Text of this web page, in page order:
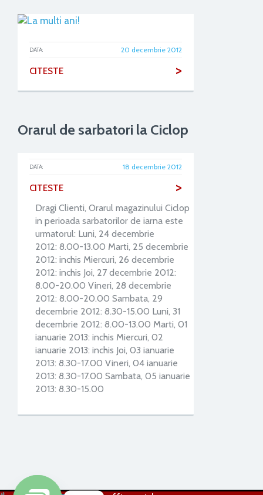
DATA: 20 decembrie 2012
CITESTE >
Orarul de sarbatori la Ciclop
DATA: 18 decembrie 2012
CITESTE >
Dragi Clienti, Orarul magazinului Ciclop
in perioada sarbatorilor de iarna este
urmatorul: Luni, 24 decembrie
2012: 8.00-13.00 Marti, 25 decembrie
2012: inchis Miercuri, 26 decembrie
2012: inchis Joi, 27 decembrie 2012:
8.00-20.00 Vineri, 28 decembrie
2012: 8.00-20.00 Sambata, 29
decembrie 2012: 8.30-15.00 Luni, 31
decembrie 2012: 8.00-13.00 Marti, 01
ianuarie 2013: inchis Miercuri, 02
ianuarie 2013: inchis Joi, 03 ianuarie
2013: 8.30-17.00 Vineri, 04 ianuarie
2013: 8.30-17.00 Sambata, 05 ianuarie
2013: 8.30-15.00